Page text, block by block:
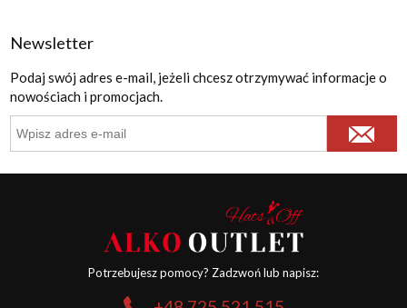
Newsletter
Podaj swój adres e-mail, jeżeli chcesz otrzymywać informacje o
nowościach i promocjach.
Potrzebujesz pomocy? Zadzwoń lub napisz: